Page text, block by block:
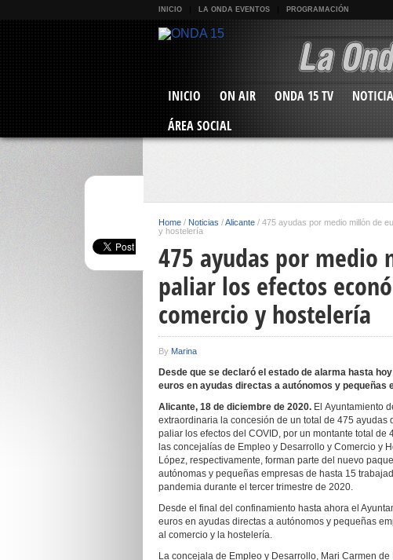
INICIO LA ONDA EVENTOS PROGRAMACIÓN
INICIO ON AIR ONDA 15 TV
ÁREA SOCIAL
Home / Noticias /Alicante / 475 ayudas por medio millón de
y hostelería
475 ayudas por medio
paliar los efectos
comercio y hostelería
By Marina
Desde que se declaró el estado de alarma hasta
euros en ayudas directas a autónomos y pequeñas
Alicante, 18 de diciembre de 2020. El Ayuntamiento
extraordinaria la concesión de un total de 475
paliar los efectos del COVID, por un montante total
las concejalías de Empleo y Desarrollo y Comercio y
López, respectivamente, forman parte del nuevo
autónomas y pequeñas empresas de hasta 15
pandemia durante el tercer trimestre de 2020.
Desde el final del confinamiento hasta ahora el
euros en ayudas directas a autónomos y pequeñas
al comercio y la hostelería.
La concejala de Empleo y Desarrollo, Mari Carmen